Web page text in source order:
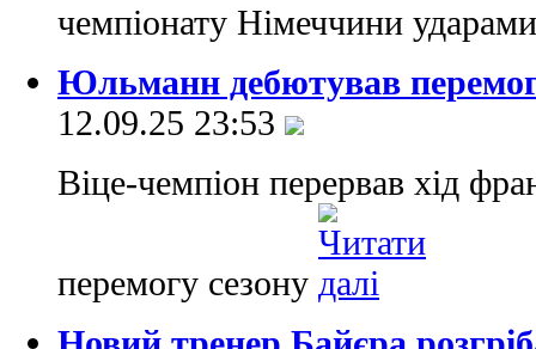
чемпіонату Німеччини
Юльманн дебютував
12.09.25 23:53
Віце-чемпіон перервав хід
перемогу сезону